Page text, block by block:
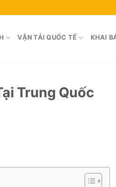
VẬN TẢI QUỐC TẾ KHAI
Trung Quốc